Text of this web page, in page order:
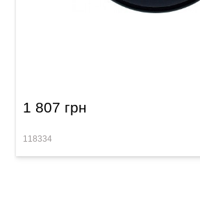
1 807 грн
118334